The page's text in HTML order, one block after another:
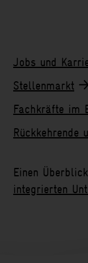
Jobs und
Stellenmarkt
Fachkräfte im
Rückkehrende
Einen
integrierten